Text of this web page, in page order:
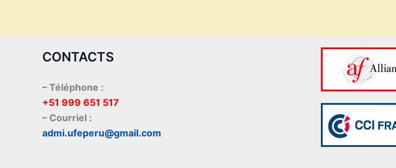
CONTACTS
– Téléphone :
+51 999 651 517
– Courriel :
admi.ufeperu@gmail.com